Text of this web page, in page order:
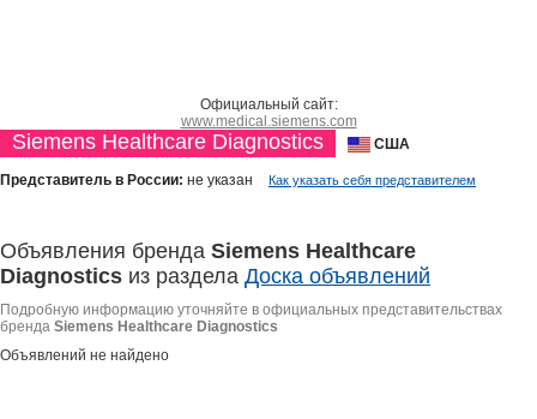
Официальный сайт:
www.medical.siemens.com
Siemens Healthcare Diagnostics США
Представитель в России: не указан Как указать себя представителем
Объявления бренда Siemens Healthcare
Diagnostics из раздела Доска объявлений
Подробную информацию уточняйте в официальных представительствах
бренда Siemens Healthcare Diagnostics
Объявлений не найдено